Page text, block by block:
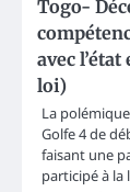
Togo-
avec
loi)
La
Golfe 4 de
faisant une
participé à la